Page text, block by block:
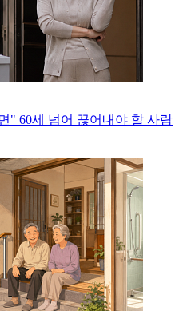
" 60세 넘어 끊어내야 할 사람